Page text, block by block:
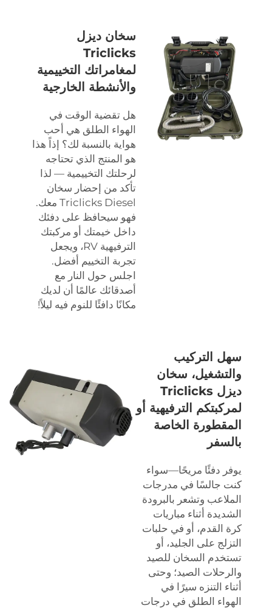
سخان ديزل
Triclicks
لمغامراتك التخييمية
والأنشطة الخارجية
هل تقضية الوقت في
الهواء الطلق هي أحب
هواية بالنسبة لك؟ إذاً هذا
هو المنتج الذي تحتاجه
لرحلتك التخييمية — لذا
تأكد من إحضار سخان
Triclicks Diesel معك.
فهو سيحافظ على دفئك
داخل خيمتك أو مركبتك
الترفيهية RV، ويجعل
تجربة التخييم أفضل.
اجلس حول النار مع
أصدقائك عالمًا أن لديك
مكانًا دافئًا للنوم فيه ليلاً!
سهل التركيب
والتشغيل، سخان
ديزل Triclicks
لمركبتكم الترفيهية أو
المقطورة الخاصة
بالسفر
يوفر دفئًا مريحًا—سواء
كنت جالسًا في مدرجات
الملاعب وتشعر بالبرودة
الشديدة أثناء مباريات
كرة القدم، أو في حلبات
التزلج على الجليد، أو
تستخدم السخان للصيد
والرحلات الصيد؛ وحتى
أثناء التنزه سيرًا في
الهواء الطلق في درجات